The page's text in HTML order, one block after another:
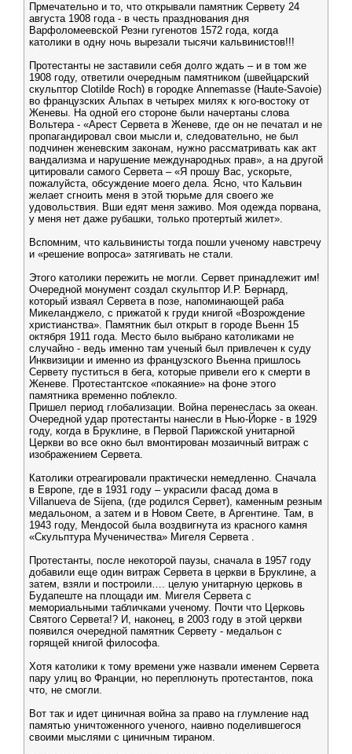
Прмечательно и то, что открывали памятник Сервету 24
августа 1908 года - в честь празднования дня
Варфоломеевской Резни гугенотов 1572 года, когда
католики в одну ночь вырезали тысячи кальвинистов!!!
Протестанты не заставили себя долго ждать – и в том же
1908 году, ответили очередным памятником (швейцарский
скульптор Clotilde Roch) в городке Annemasse (Haute-Savoie)
во французских Альпах в четырех милях к юго-востоку от
Женевы. На одной его стороне были начертаны слова
Вольтера - «Арест Сервета в Женеве, где он не печатал и не
пропагандировал свои мысли и, следовательно, не был
подчинен женевским законам, нужно рассматривать как акт
вандализма и нарушение международных прав», а на другой
цитировали самого Сервета – «Я прошу Вас, ускорьте,
пожалуйста, обсуждение моего дела. Ясно, что Кальвин
желает сгноить меня в этой тюрьме для своего же
удовольствия. Вши едят меня заживо. Моя одежда порвана,
у меня нет даже рубашки, только протертый жилет».
Вспомним, что кальвинисты тогда пошли ученому навстречу
и «решение вопроса» затягивать не стали.
Этого католики пережить не могли. Сервет принадлежит им!
Очередной монумент создал скульптор И.Р. Бернард,
который изваял Сервета в позе, напоминающей раба
Микеланджело, с прижатой к груди книгой «Возрождение
христианства». Памятник был открыт в городе Вьенн 15
октября 1911 года. Место было выбрано католиками не
случайно - ведь именно там ученый был привлечен к суду
Инквизиции и именно из французского Вьенна пришлось
Сервету пуститься в бега, которые привели его к смерти в
Женеве. Протестантское «покаяние» на фоне этого
памятника временно поблекло.
Пришел период глобализации. Война перенеслась за океан.
Очередной удар протестанты нанесли в Нью-Йорке - в 1929
году, когда в Бруклине, в Первой Парижской унитарной
Церкви во все окно был вмонтирован мозаичный витраж с
изображением Сервета.
Католики отреагировали практически немедленно. Сначала
в Европе, где в 1931 году – украсили фасад дома в
Villanueva de Sijena, (где родился Сервет), каменным резным
медальоном, а затем и в Новом Свете, в Аргентине. Там, в
1943 году, Мендосой была воздвигнута из красного камня
«Скульптура Мученичества» Мигеля Сервета .
Протестанты, после некоторой паузы, сначала в 1957 году
добавили еще один витраж Сервета в церкви в Бруклине, а
затем, взяли и построили…. целую унитарную церковь в
Будапеште на площади им. Мигеля Сервета с
мемориальными табличками ученому. Почти что Церковь
Святого Сервета!? И, наконец, в 2003 году в этой церкви
появился очередной памятник Сервету - медальон с
горящей книгой философа.
Хотя католики к тому времени уже назвали именем Сервета
пару улиц во Франции, но переплюнуть протестантов, пока
что, не смогли.
Вот так и идет циничная война за право на глумление над
памятью уничтоженного ученого, наивно поделившегося
своими мыслями с циничным тираном.